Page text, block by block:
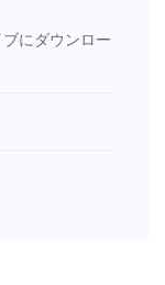
にダウンロー